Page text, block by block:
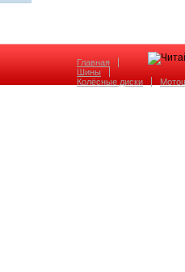
Главная
Шины
Колёсные диски